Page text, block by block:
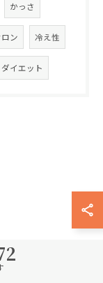
かっさ
ン 冷え性
ダイエット